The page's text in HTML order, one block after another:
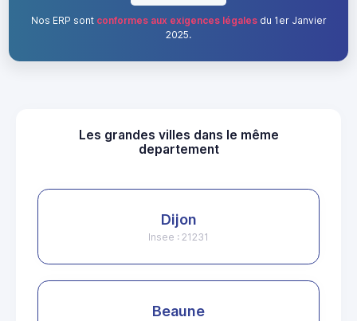
Nos ERP sont conformes aux exigences légalesdu 1er Janvier
2025.
Les grandes villes dans le même
departement
Dijon
Insee : 21231
Beaune